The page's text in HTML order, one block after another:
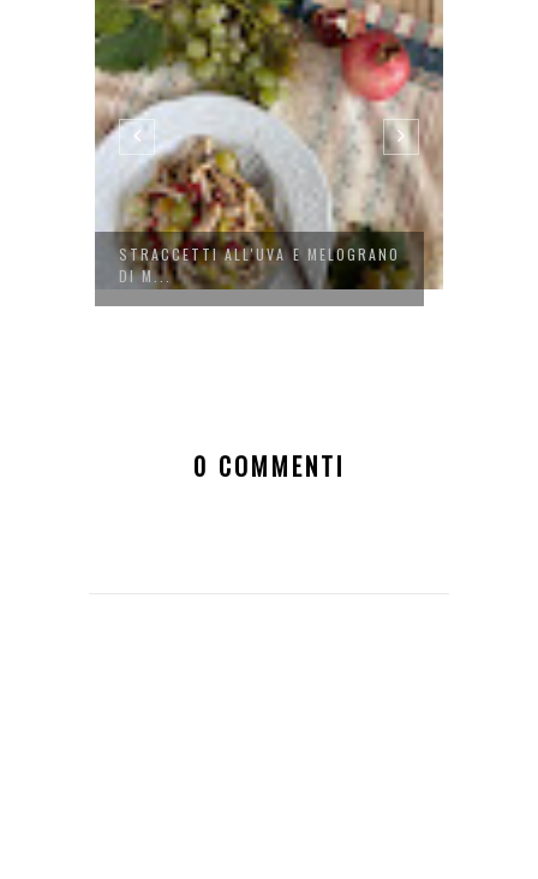
STRACCETTI ALL'UVA E MELOGRANO
DI M...
0 COMMENTI